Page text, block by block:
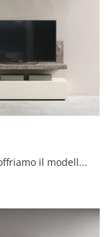
Cerchi un mobile per la televisione? Ti offriamo il modello Mobile TV a terra sm2374 di Maronese in melaminico, ideale per spazi moderni.